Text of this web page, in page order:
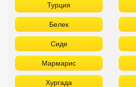
Турция
Белек
Сиде
Мармарис
Хургада